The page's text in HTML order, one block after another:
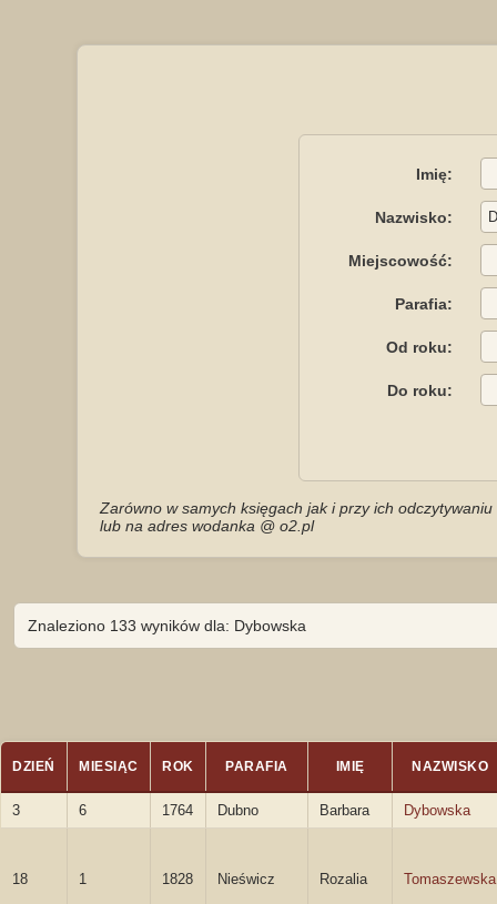
Imię:
Nazwisko:
Miejscowość:
Parafia:
Od roku:
Do roku:
Zarówno w samych księgach jak i przy ich
lub na adres wodanka @ o2.pl
Znaleziono 133 wyników dla: Dybowska
DZIEŃ MIESIĄC ROK PARAFIA IMIĘ NAZWISKO
3 6 1764 Dubno Barbara Dybowska
18 1 1828 Nieświcz Rozalia Tomaszewska